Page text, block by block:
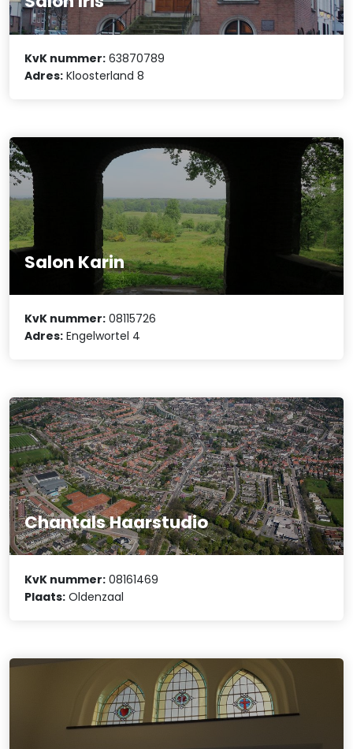
KvK nummer: 63870789
Adres: Kloosterland 8
Salon Karin
KvK nummer: 08115726
Adres: Engelwortel 4
Chantals Haarstudio
KvK nummer: 08161469
Plaats: Oldenzaal